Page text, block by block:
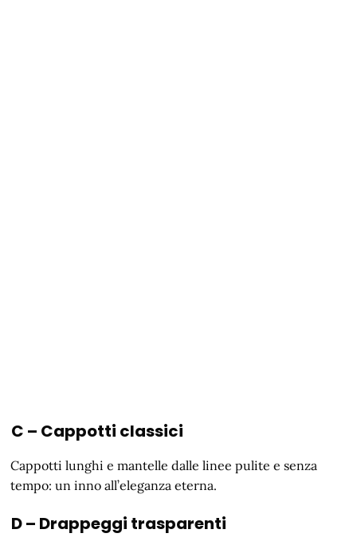
C – Cappotti classici
Cappotti lunghi e mantelle dalle linee pulite e senza
tempo: un inno all’eleganza eterna.
D – Drappeggi trasparenti